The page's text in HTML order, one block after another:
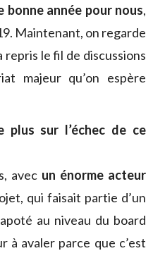
bonne année pour nous,
Maintenant, on regarde
repris le fil de discussions
majeur qu’on espère
plus sur l’échec de ce
avec un énorme acteur
qui faisait partie d’un
au niveau du board
à avaler parce que c’est